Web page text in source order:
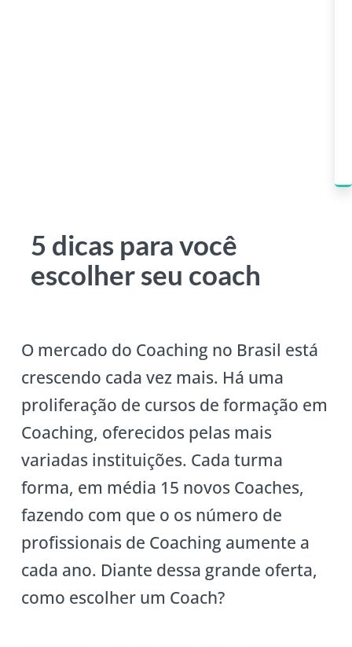
5 dicas para você
escolher seu coach
O mercado do Coaching no Brasil está
crescendo cada vez mais. Há uma
proliferação de cursos de formação em
Coaching, oferecidos pelas mais
variadas instituições. Cada turma
forma, em média 15 novos Coaches,
fazendo com que o os número de
profissionais de Coaching aumente a
cada ano. Diante dessa grande oferta,
como escolher um Coach?